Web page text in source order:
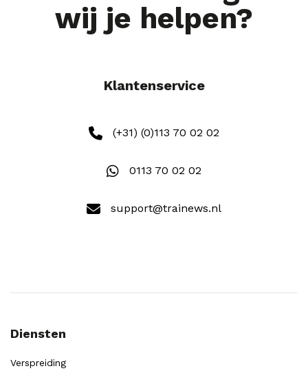
wij je helpen?
Klantenservice
(+31) (0)113 70 02 02
0113 70 02 02
support@trainews.nl
Diensten
Verspreiding